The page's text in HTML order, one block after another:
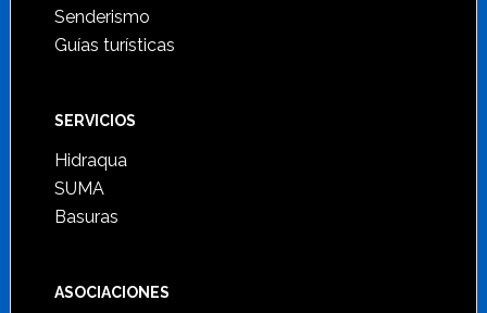
Senderismo
Guías turísticas
SERVICIOS
Hidraqua
SUMA
Basuras
ASOCIACIONES